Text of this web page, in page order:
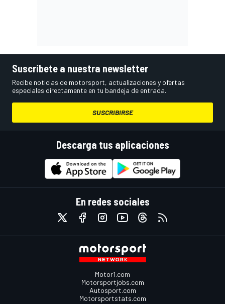
Suscríbete a nuestra newsletter
Recibe noticias de motorsport, actualizaciones y ofertas
especiales directamente en tu bandeja de entrada.
SUSCRIBIRSE
Descarga tus aplicaciones
En redes sociales
Motor1.com
Motorsportjobs.com
Autosport.com
Motorsportstats.com